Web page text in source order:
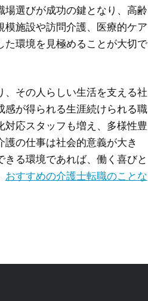
選びが成功の鍵となり、高齢
施設や訪問介護、医療的ケア
た環境を見極めることが大切で
その人らしい生活を支える社
が得られる生涯続けられる職
応スタッフも増え、多様性豊
の仕事は社会的意義が大き
る環境であれば、働く喜びと
おすすめの介護士転職のことな